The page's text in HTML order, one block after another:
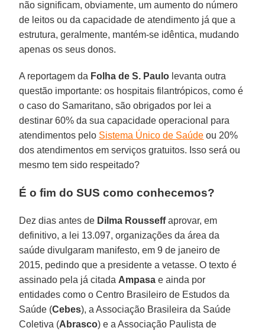
não significam, obviamente, um aumento do número
de leitos ou da capacidade de atendimento já que a
estrutura, geralmente, mantém-se idêntica, mudando
apenas os seus donos.
A reportagem da Folha de S. Paulo levanta outra
questão importante: os hospitais filantrópicos, como é
o caso do Samaritano, são obrigados por lei a
destinar 60% da sua capacidade operacional para
atendimentos pelo Sistema Único de Saúde ou 20%
dos atendimentos em serviços gratuitos. Isso será ou
mesmo tem sido respeitado?
É o fim do SUS como conhecemos?
Dez dias antes de Dilma Rousseffaprovar, em
definitivo, a lei 13.097, organizações da área da
saúde divulgaram manifesto, em 9 de janeiro de
2015, pedindo que a presidente a vetasse. O texto é
assinado pela já citada Ampasa e ainda por
entidades como o Centro Brasileiro de Estudos da
Saúde (Cebes), a Associação Brasileira da Saúde
Coletiva (Abrasco) e a Associação Paulista de